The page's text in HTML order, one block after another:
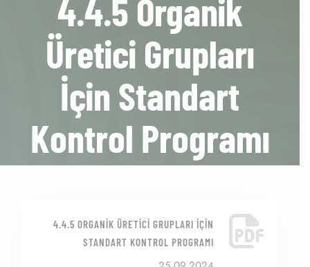
4.4.5 Organik
Üretici Grupları
İçin Standart
Kontrol Programı
4.4.5 ORGANIK ÜRETICI GRUPLARI İÇIN
STANDART KONTROL PROGRAMI